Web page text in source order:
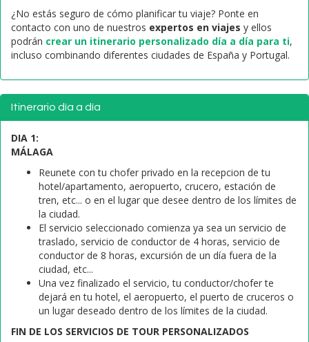
¿No estás seguro de cómo planificar tu viaje? Ponte en
contacto con uno de nuestros expertos en viajes y ellos
podrán crear un itinerario personalizado día a día para ti,
incluso combinando diferentes ciudades de España y Portugal.
Itinerario día a día
DIA 1:
MÁLAGA
Reunete con tu chofer privado en la recepcion de tu
hotel/apartamento, aeropuerto, crucero, estación de
tren, etc... o en el lugar que desee dentro de los límites de
la ciudad.
El servicio seleccionado comienza ya sea un servicio de
traslado, servicio de conductor de 4 horas, servicio de
conductor de 8 horas, excursión de un día fuera de la
ciudad, etc...
Una vez finalizado el servicio, tu conductor/chofer te
dejará en tu hotel, el aeropuerto, el puerto de cruceros o
un lugar deseado dentro de los límites de la ciudad.
FIN DE LOS SERVICIOS DE TOUR PERSONALIZADOS